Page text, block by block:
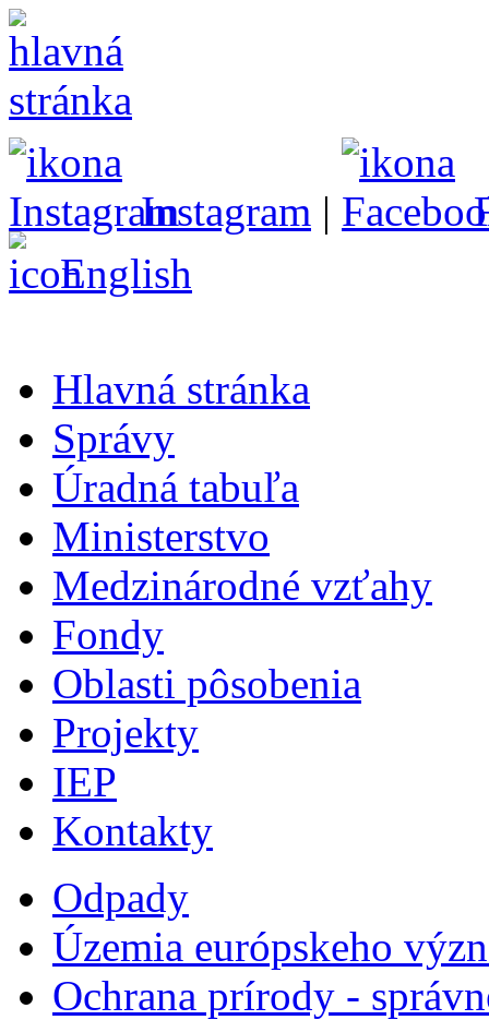
Instagram |
English
Hlavná stránka
Správy
Úradná tabuľa
Ministerstvo
Medzinárodné vzťahy
Fondy
Oblasti pôsobenia
Projekty
IEP
Kontakty
Odpady
Územia európskeho
Ochrana prírody -